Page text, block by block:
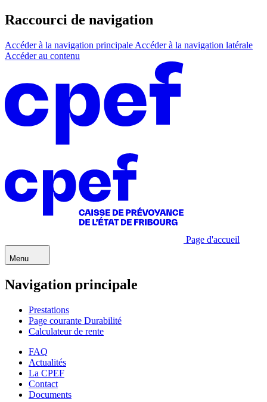
Raccourci de navigation
Accéder à la navigation principale Accéder à la navigation latérale
Accéder au contenu
Page d'accueil
Menu
Navigation principale
Prestations
Page courante Durabilité
Calculateur de rente
FAQ
Actualités
La CPEF
Contact
Documents